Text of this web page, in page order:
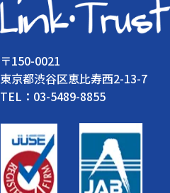
〒150-0021
東京都渋谷区恵比寿西2-13-7
TEL：03-5489-8855